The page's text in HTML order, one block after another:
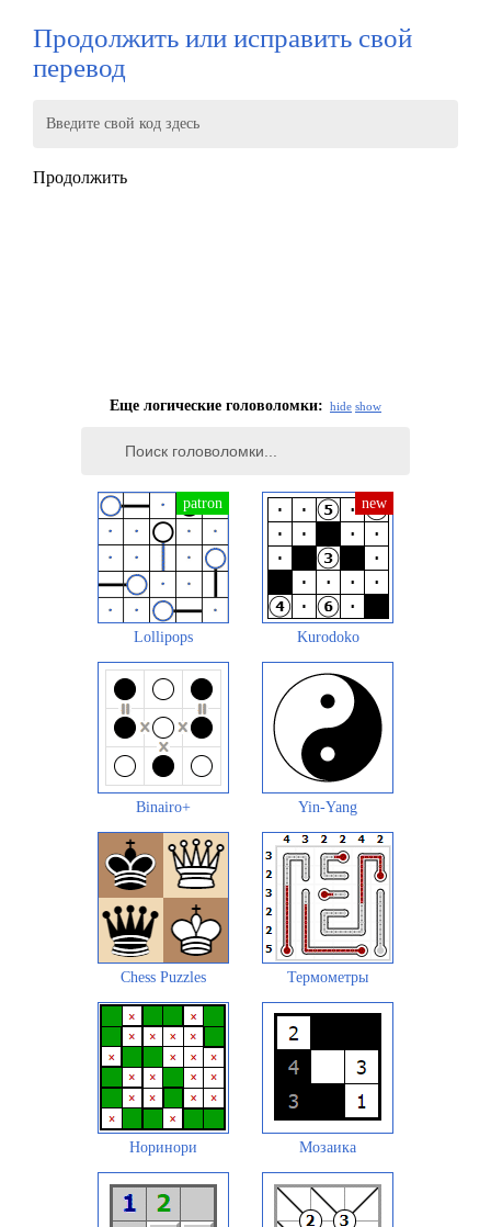
Продолжить или исправить свой
перевод
Введите свой код здесь
Продолжить
Еще логические головоломки: hide show
Lollipops Kurodoko
Binairo+ Yin-Yang
Chess Puzzles Термометры
Норинори Мозаика